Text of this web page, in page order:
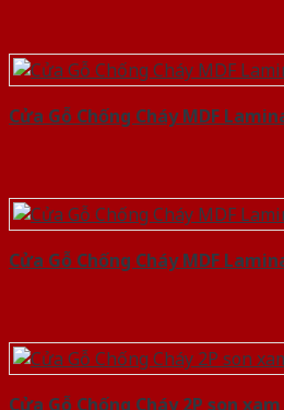
Cửa Gỗ Chống Cháy MDF
Cửa Gỗ Chống Cháy MDF
Cửa Gỗ Chống Cháy 2P son xam